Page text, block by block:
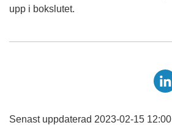
upp i bokslutet.
Senast uppdaterad 2023-02-15 12:00